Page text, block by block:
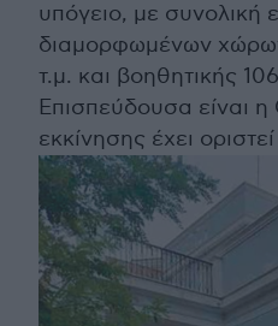
υπόγειο, με συνολική
διαμορφωμένων
τ.μ. και βοηθητικής
Επισπεύδουσα είναι η
εκκίνησης έχει